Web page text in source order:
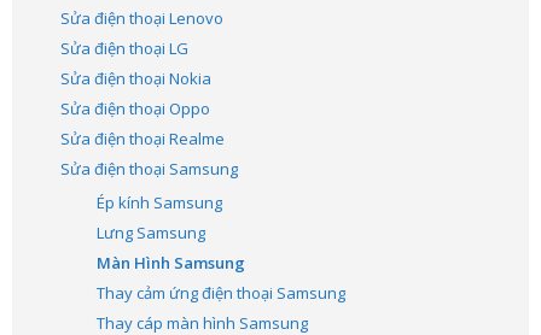
Sửa điện thoại Lenovo
Sửa điện thoại LG
Sửa điện thoại Nokia
Sửa điện thoại Oppo
Sửa điện thoại Realme
Sửa điện thoại Samsung
Ép kính Samsung
Lưng Samsung
Màn Hình Samsung
Thay cảm ứng điện thoại Samsung
Thay cáp màn hình Samsung